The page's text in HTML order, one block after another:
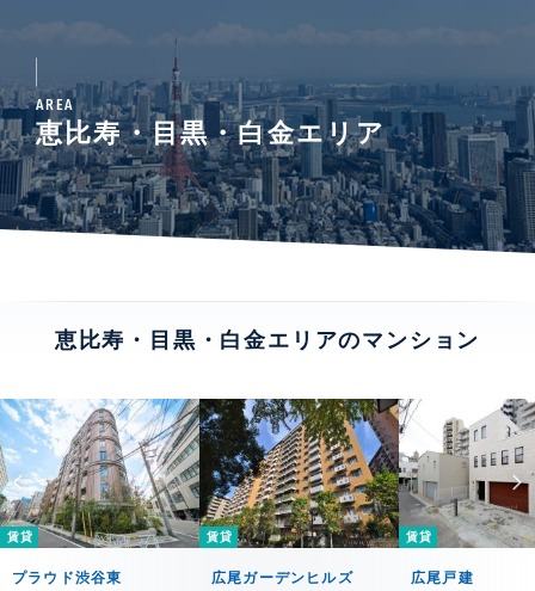
AREA
恵比寿・目黒・白金エリア
恵比寿・目黒・白金エリアのマンション
賃貸
プラウド渋谷東
賃貸
広尾ガーデンヒルズ
賃貸
広尾戸建